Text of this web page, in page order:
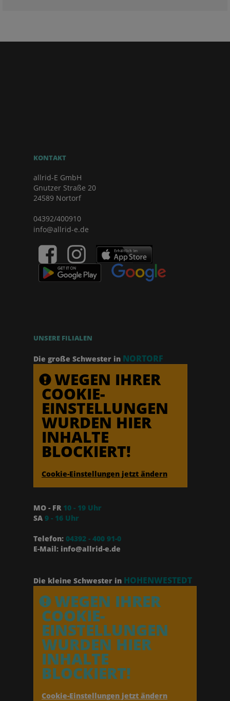
KONTAKT
allrid-E GmbH
Gnutzer Straße 20
24589 Nortorf
04392/400910
info@allrid-e.de
UNSERE FILIALEN
Die große Schwester in NORTORF
WEGEN IHRER
COOKIE-
EINSTELLUNGEN
WURDEN HIER
INHALTE
BLOCKIERT!
Cookie-Einstellungen jetzt ändern
MO - FR 10 - 19 Uhr
SA 9 - 16 Uhr
Telefon: 04392 - 400 91-0
E-Mail: info@allrid-e.de
Die kleine Schwester in HOHENWESTEDT
WEGEN IHRER
COOKIE-
EINSTELLUNGEN
WURDEN HIER
INHALTE
BLOCKIERT!
Cookie-Einstellungen jetzt ändern